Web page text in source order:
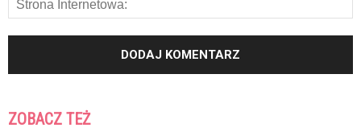
ZOBACZ TEŻ